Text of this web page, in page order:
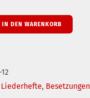
IN DEN WARENKORB
, Besetzungen